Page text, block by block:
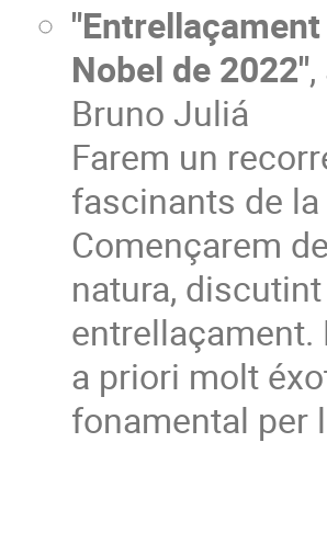
Nobel de 2022"
Bruno Juliá
Farem un
fascinants de
Començarem
natura,
entrellaçament.
a priori molt
fonamental per